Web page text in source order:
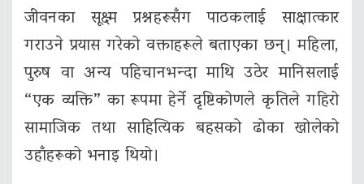
जीवनका सूक्ष्म प्रश्नहरूसँग पाठकलाई साक्षात्कार
गराउने प्रयास गरेको वक्ताहरूले बताएका छन्। महिला,
पुरुष वा अन्य पहिचानभन्दा माथि उठेर मानिसलाई
“एक व्यक्ति” का रूपमा हेर्ने दृष्टिकोणले कृतिले गहिरो
सामाजिक तथा साहित्यिक बहसको ढोका खोलेको
उहाँहरूको भनाइ थियो।